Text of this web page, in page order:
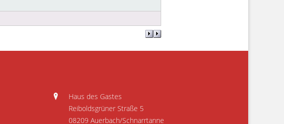
Haus des Gastes
Reiboldsgrüner Straße 5
08209 Auerbach/Schnarrtanne